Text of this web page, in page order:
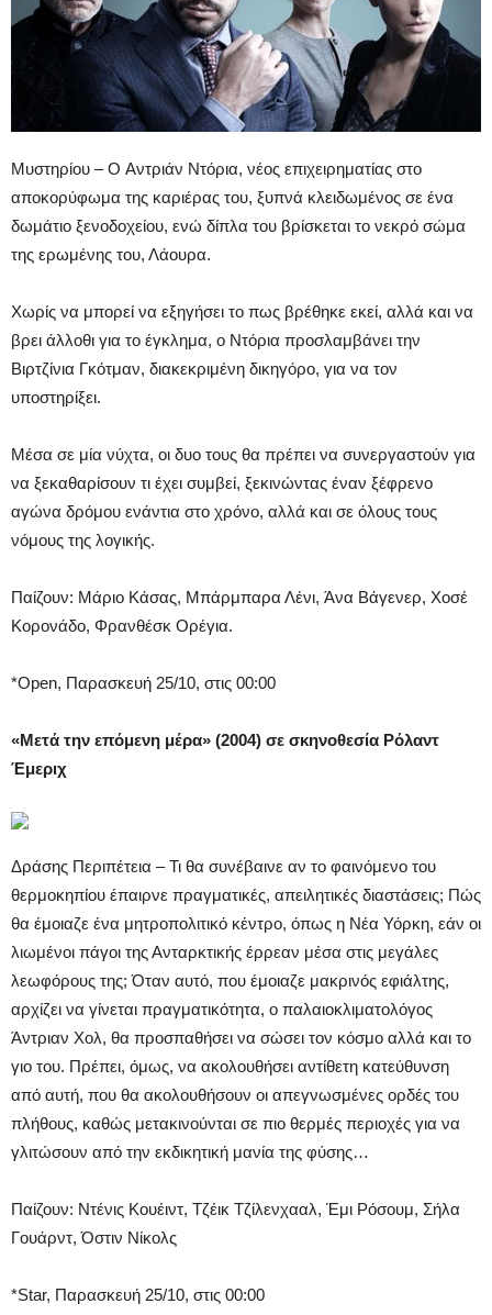
Μυστηρίου – Ο Αντριάν Ντόρια, νέος επιχειρηματίας στο
αποκορύφωμα της καριέρας του, ξυπνά κλειδωμένος σε ένα
δωμάτιο ξενοδοχείου, ενώ δίπλα του βρίσκεται το νεκρό σώμα
της ερωμένης του, Λάουρα.
Χωρίς να μπορεί να εξηγήσει το πως βρέθηκε εκεί, αλλά και να
βρει άλλοθι για το έγκλημα, ο Ντόρια προσλαμβάνει την
Βιρτζίνια Γκότμαν, διακεκριμένη δικηγόρο, για να τον
υποστηρίξει.
Μέσα σε μία νύχτα, οι δυο τους θα πρέπει να συνεργαστούν για
να ξεκαθαρίσουν τι έχει συμβεί, ξεκινώντας έναν ξέφρενο
αγώνα δρόμου ενάντια στο χρόνο, αλλά και σε όλους τους
νόμους της λογικής.
Παίζουν: Μάριο Κάσας, Μπάρμπαρα Λένι, Άνα Βάγενερ, Χοσέ
Κορονάδο, Φρανθέσκ Ορέγια.
*Open, Παρασκευή 25/10, στις 00:00
«Μετά την επόμενη μέρα» (2004) σε σκηνοθεσία Ρόλαντ
Έμεριχ
Δράσης Περιπέτεια – Τι θα συνέβαινε αν το φαινόμενο του
θερμοκηπίου έπαιρνε πραγματικές, απειλητικές διαστάσεις; Πώς
θα έμοιαζε ένα μητροπολιτικό κέντρο, όπως η Νέα Υόρκη, εάν οι
λιωμένοι πάγοι της Ανταρκτικής έρρεαν μέσα στις μεγάλες
λεωφόρους της; Όταν αυτό, που έμοιαζε μακρινός εφιάλτης,
αρχίζει να γίνεται πραγματικότητα, ο παλαιοκλιματολόγος
Άντριαν Χολ, θα προσπαθήσει να σώσει τον κόσμο αλλά και το
γιο του. Πρέπει, όμως, να ακολουθήσει αντίθετη κατεύθυνση
από αυτή, που θα ακολουθήσουν οι απεγνωσμένες ορδές του
πλήθους, καθώς μετακινούνται σε πιο θερμές περιοχές για να
γλιτώσουν από την εκδικητική μανία της φύσης…
Παίζουν: Ντένις Κουέιντ, Τζέικ Τζίλενχααλ, Έμι Ρόσουμ, Σήλα
Γουάρντ, Όστιν Νίκολς
*Star, Παρασκευή 25/10, στις 00:00